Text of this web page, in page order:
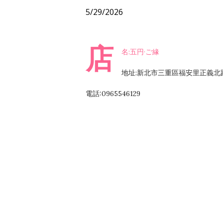
5/29/2026
店 名:五円·ご緣
地址:新北市三重區福安里正義北
電話:0965546129